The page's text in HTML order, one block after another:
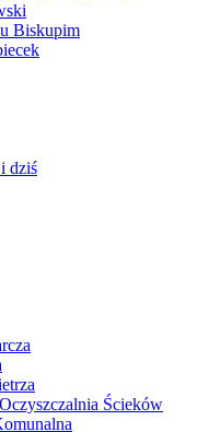
Biskupim
dziś
Ścieków